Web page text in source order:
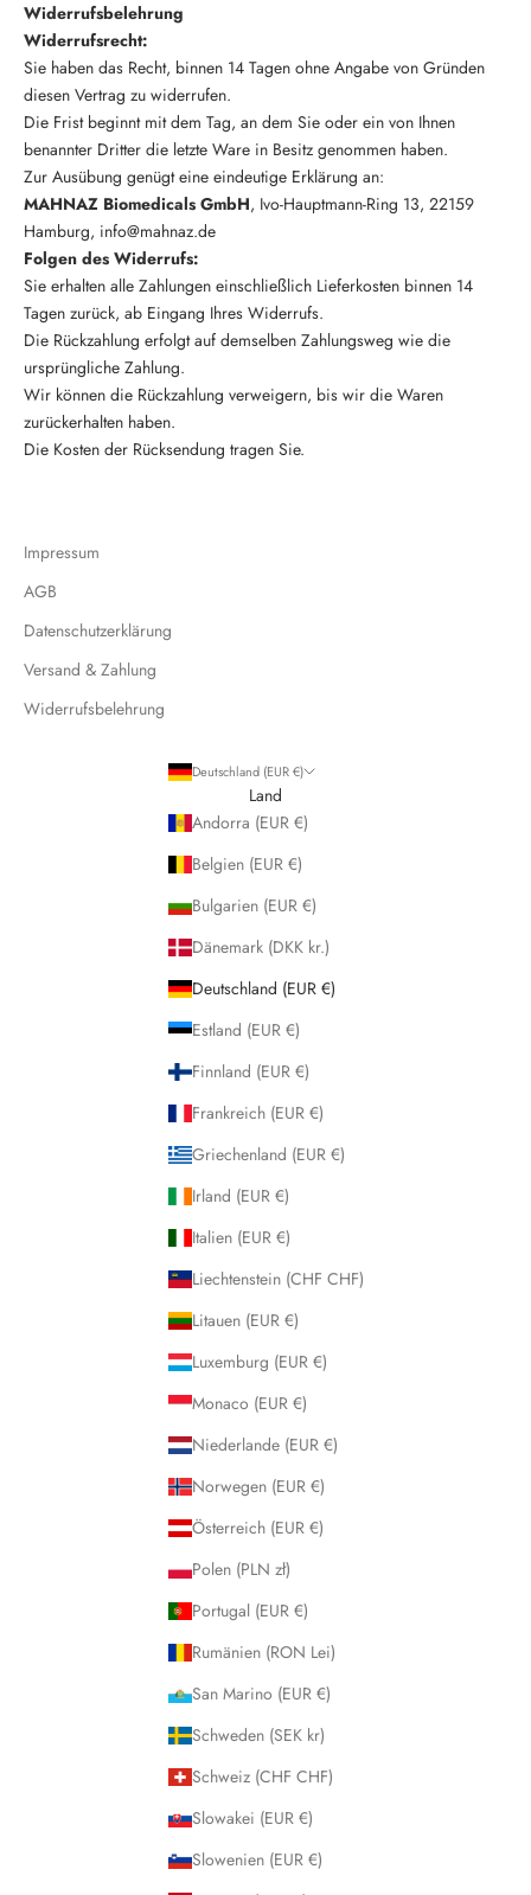
Widerrufsbelehrung
Widerrufsrecht:
Sie haben das Recht, binnen 14 Tagen ohne Angabe von Gründen
diesen Vertrag zu widerrufen.
Die Frist beginnt mit dem Tag, an dem Sie oder ein von Ihnen
benannter Dritter die letzte Ware in Besitz genommen haben.
Zur Ausübung genügt eine eindeutige Erklärung an:
MAHNAZ Biomedicals GmbH, Ivo-Hauptmann-Ring 13, 22159
Hamburg, info@mahnaz.de
Folgen des Widerrufs:
Sie erhalten alle Zahlungen einschließlich Lieferkosten binnen 14
Tagen zurück, ab Eingang Ihres Widerrufs.
Die Rückzahlung erfolgt auf demselben Zahlungsweg wie die
ursprüngliche Zahlung.
Wir können die Rückzahlung verweigern, bis wir die Waren
zurückerhalten haben.
Die Kosten der Rücksendung tragen Sie.
Impressum
AGB
Datenschutzerklärung
Versand & Zahlung
Widerrufsbelehrung
Deutschland (EUR €)
Land
Andorra (EUR €)
Belgien (EUR €)
Bulgarien (EUR €)
Dänemark (DKK kr.)
Deutschland (EUR €)
Estland (EUR €)
Finnland (EUR €)
Frankreich (EUR €)
Griechenland (EUR €)
Irland (EUR €)
Italien (EUR €)
Liechtenstein (CHF CHF)
Litauen (EUR €)
Luxemburg (EUR €)
Monaco (EUR €)
Niederlande (EUR €)
Norwegen (EUR €)
Österreich (EUR €)
Polen (PLN zł)
Portugal (EUR €)
Rumänien (RON Lei)
San Marino (EUR €)
Schweden (SEK kr)
Schweiz (CHF CHF)
Slowakei (EUR €)
Slowenien (EUR €)